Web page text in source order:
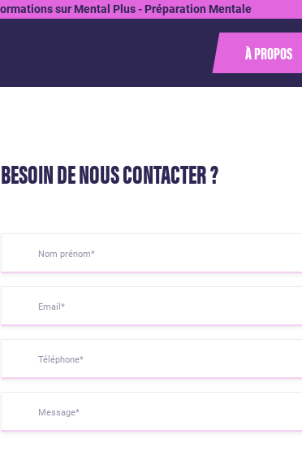
sur Mental Plus - Préparation Mentale
À PROPOS
BESOIN DE NOUS CONTACTER ?
Nom prénom*
Email*
Téléphone*
Message*